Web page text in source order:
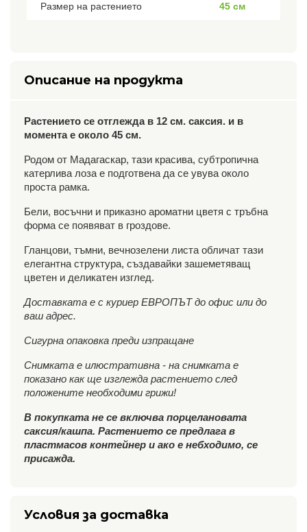
Размер на растението 45 см
Описание на продукта
Растението се отглежда в 12 см. саксия. и в
момента е около 45 см.
Родом от Мадагаскар, тази красива, субтропична
катерлива лоза е подготвена да се увува около
проста рамка.
Бели, восъчни и приказно ароматни цветя с тръбна
форма се появяват в гроздове.
Гланцови, тъмни, вечнозелени листа обличат тази
елегантна структура, създавайки зашеметяващ
цветен и деликатен изглед.
Доставката е с куриер ЕВРОПЪТ до офис или до
ваш адрес.
Сигурна опаковка преди изпращане
Снимката е илюстративна - на снимката е
показано как ще изглежда растението след
положените необходими грижи!
В покупката не се включва порцелановата
саксия/кашпа. Растението се предлага в
пластмасов контейнер и ако е небходимо, се
присажда.
Условия за доставка